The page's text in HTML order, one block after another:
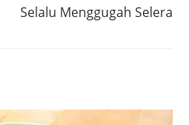
Selalu Menggugah Selera